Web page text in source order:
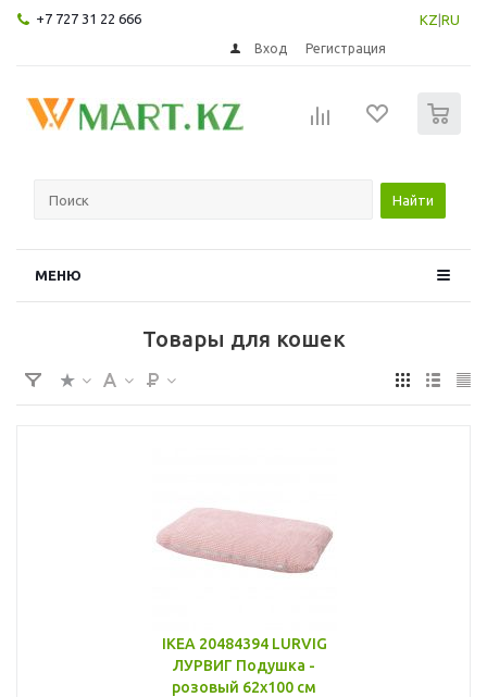
+7 727 31 22 666 KZ RU
Вход Регистрация
Найти
МЕНЮ
Товары для кошек
IKEA 20484394 LURVIG
ЛУРВИГ Подушка -
розовый 62x100 см